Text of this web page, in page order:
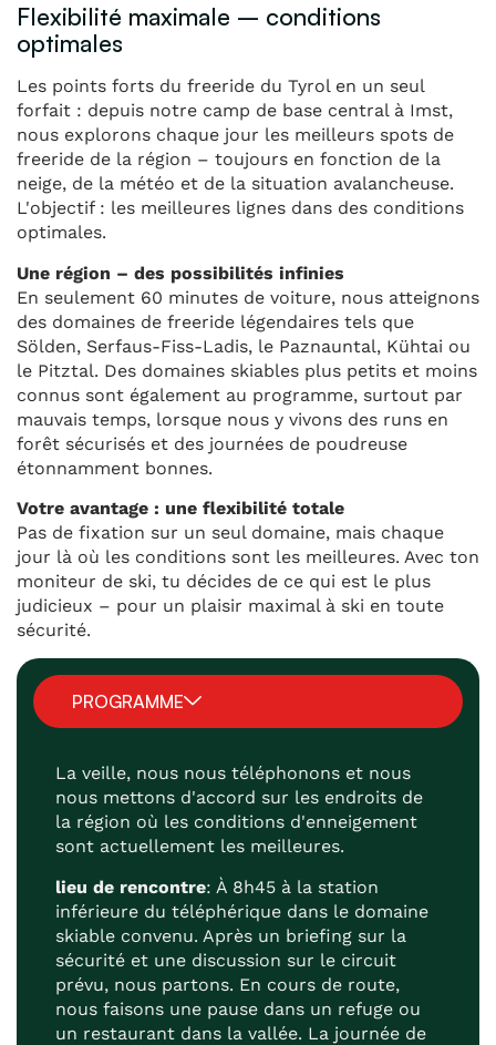
Flexibilité maximale – conditions
optimales
Les points forts du freeride du Tyrol en un seul
forfait : depuis notre camp de base central à Imst,
nous explorons chaque jour les meilleurs spots de
freeride de la région – toujours en fonction de la
neige, de la météo et de la situation avalancheuse.
L'objectif : les meilleures lignes dans des conditions
optimales.
Une région – des possibilités infinies
En seulement 60 minutes de voiture, nous atteignons
des domaines de freeride légendaires tels que
Sölden, Serfaus-Fiss-Ladis, le Paznauntal, Kühtai ou
le Pitztal. Des domaines skiables plus petits et moins
connus sont également au programme, surtout par
mauvais temps, lorsque nous y vivons des runs en
forêt sécurisés et des journées de poudreuse
étonnamment bonnes.
Votre avantage : une flexibilité totale
Pas de fixation sur un seul domaine, mais chaque
jour là où les conditions sont les meilleures. Avec ton
moniteur de ski, tu décides de ce qui est le plus
judicieux – pour un plaisir maximal à ski en toute
sécurité.
PROGRAMME
La veille, nous nous téléphonons et nous
nous mettons d'accord sur les endroits de
la région où les conditions d'enneigement
sont actuellement les meilleures.
lieu de rencontre: À 8h45 à la station
inférieure du téléphérique dans le domaine
skiable convenu. Après un briefing sur la
sécurité et une discussion sur le circuit
prévu, nous partons. En cours de route,
nous faisons une pause dans un refuge ou
un restaurant dans la vallée. La journée de